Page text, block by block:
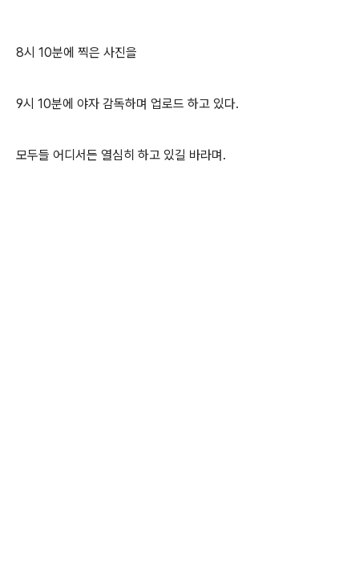
8시 10분에 찍은 사진을
9시 10분에 야자 감독하며 업로드 하고 있다.
모두들 어디서든 열심히 하고 있길 바라며.